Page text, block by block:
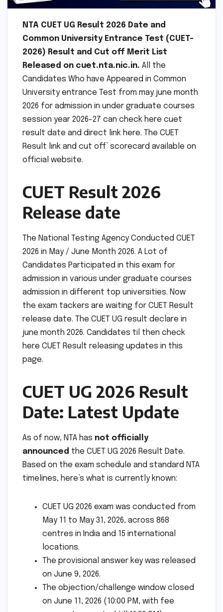
NTA CUET UG Result 2026 Date and
Common University Entrance Test (CUET-
2026) Result and Cut off Merit List
Released on cuet.nta.nic.in. All the
Candidates Who have Appeared in Common
University entrance Test from may june month
2026 for admission in under graduate courses
session year 2026-27 can check here cuet
result date and direct link here. The CUET
Result link and cut off’ scorecard available on
official website.
CUET Result 2026
Release date
The National Testing Agency Conducted CUET
2026 in May / June Month 2026. A Lot of
Candidates Participated in this exam for
admission in various under graduate courses
admission in different top universities. Now
the exam tackers are waiting for CUET Result
release date. The CUET UG result declare in
june month 2026. Candidates til then check
here CUET Result releasing updates in this
page.
CUET UG 2026 Result
Date: Latest Update
As of now, NTA has not officially
announced the CUET UG 2026 Result Date.
Based on the exam schedule and standard NTA
timelines, here’s what is currently known:
CUET UG 2026 exam was conducted from
May 11 to May 31, 2026, across 868
centres in India and 15 international
locations.
The provisional answer key was released
on June 9, 2026.
The objection/challenge window closed
on June 11, 2026 (10:00 PM, with fee